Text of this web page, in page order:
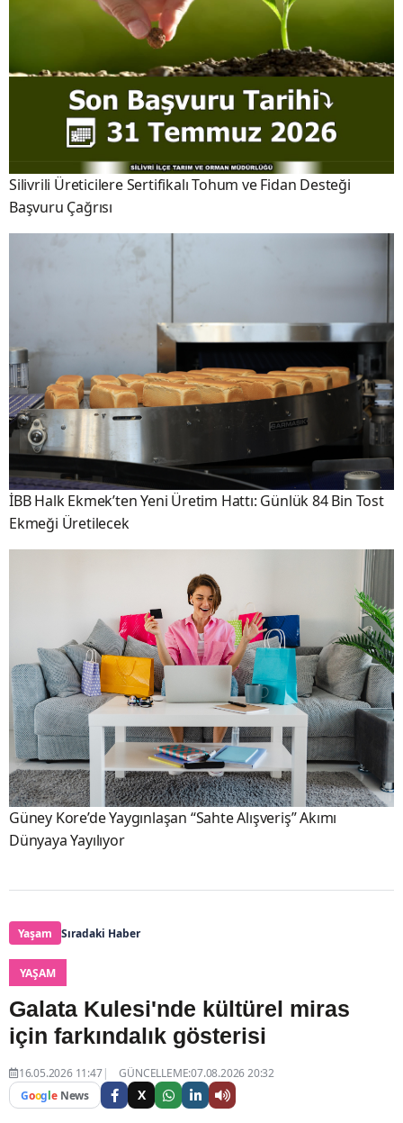
Silivrili Üreticilere Sertifikalı Tohum ve Fidan Desteği
Başvuru Çağrısı
İBB Halk Ekmek’ten Yeni Üretim Hattı: Günlük 84 Bin Tost
Ekmeği Üretilecek
Güney Kore’de Yaygınlaşan “Sahte Alışveriş” Akımı
Dünyaya Yayılıyor
Yaşam Sıradaki Haber
YAŞAM
Galata Kulesi'nde kültürel miras
için farkındalık gösterisi
16.05.2026 11:47
GÜNCELLEME:07.08.2026 20:32
Google News X